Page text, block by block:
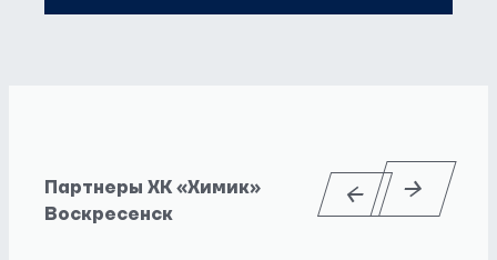
Партнеры ХК «Химик»
Воскресенск